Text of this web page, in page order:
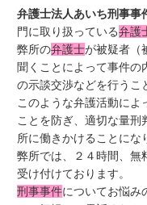
弁護士法人あいち刑事事
門に取り扱っている弁護
弊所の弁護士が被疑者（
聞くことによって事件の
の示談交渉などを行うこ
このような弁護活動によ
ことを防ぎ、適切な量刑
所に働きかけることにな
弊所では、２４時間、無
受け付けております。
刑事事件についてお悩み